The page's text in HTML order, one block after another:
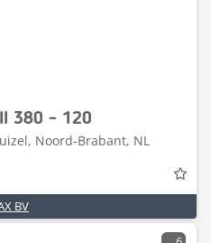
380 - 120
Noord-Brabant, NL
BV